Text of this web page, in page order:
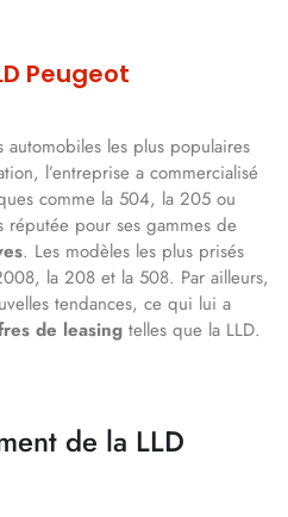
Peugeot
automobiles les plus populaires
l’entreprise a commercialisé
comme la 504, la 205 ou
réputée pour ses gammes de
. Les modèles les plus prisés
la 208 et la 508. Par ailleurs,
tendances, ce qui lui a
de leasing telles que la LLD.
de la LLD